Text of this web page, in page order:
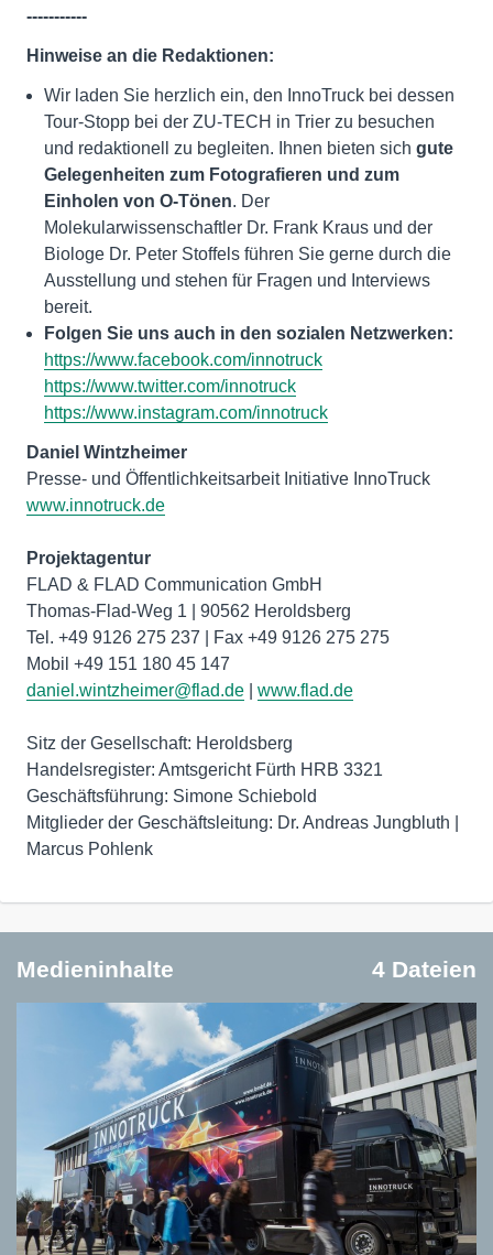
-----------
Hinweise an die Redaktionen:
Wir laden Sie herzlich ein, den InnoTruck bei dessen
Tour-Stopp bei der ZU-TECH in Trier zu besuchen
und redaktionell zu begleiten. Ihnen bieten sich gute
Gelegenheiten zum Fotografieren und zum
Einholen von O-Tönen. Der
Molekularwissenschaftler Dr. Frank Kraus und der
Biologe Dr. Peter Stoffels führen Sie gerne durch die
Ausstellung und stehen für Fragen und Interviews
bereit.
Folgen Sie uns auch in den sozialen Netzwerken:
https://www.facebook.com/innotruck
https://www.twitter.com/innotruck
https://www.instagram.com/innotruck
Daniel Wintzheimer
www.innotruck.de
Projektagentur
FLAD & FLAD Communication GmbH
Thomas-Flad-Weg 1 | 90562 Heroldsberg
Tel. +49 9126 275 237 | Fax +49 9126 275 275
daniel.wintzheimer@flad.de
www.flad.de
Sitz der Gesellschaft: Heroldsberg
Handelsregister: Amtsgericht Fürth HRB 3321
Geschäftsführung: Simone Schiebold
Mitglieder der Geschäftsleitung: Dr. Andreas Jungbluth |
Marcus Pohlenk
Medieninhalte 4 Dateien